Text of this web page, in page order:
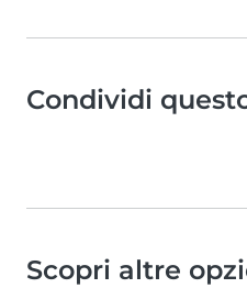
Condividi
Scopri altre